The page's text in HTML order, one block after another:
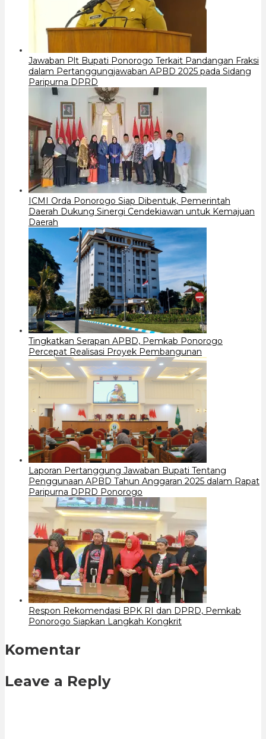
Jawaban Plt Bupati Ponorogo Terkait Pandangan Fraksi
dalam Pertanggungjawaban APBD 2025 pada Sidang
Paripurna DPRD
ICMI Orda Ponorogo Siap Dibentuk, Pemerintah
Daerah Dukung Sinergi Cendekiawan untuk Kemajuan
Daerah
Tingkatkan Serapan APBD, Pemkab Ponorogo
Percepat Realisasi Proyek Pembangunan
Laporan Pertanggung Jawaban Bupati Tentang
Penggunaan APBD Tahun Anggaran 2025 dalam Rapat
Paripurna DPRD Ponorogo
Respon Rekomendasi BPK RI dan DPRD, Pemkab
Ponorogo Siapkan Langkah Kongkrit
Komentar
Leave a Reply